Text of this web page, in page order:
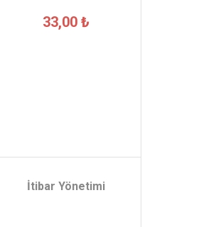
33,00 ₺
İtibar Yönetimi